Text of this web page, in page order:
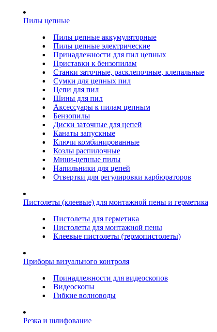
Пилы цепные
Пилы цепные аккумуляторные
Пилы цепные электрические
Принадлежности для пил цепных
Приставки к бензопилам
Станки заточные, расклепочные, клепальные
Сумки для цепных пил
Цепи для пил
Шины для пил
Аксессуары к пилам цепным
Бензопилы
Диски заточные для цепей
Канаты запускные
Ключи комбинированные
Козлы распилочные
Мини-цепные пилы
Напильники для цепей
Отвертки для регулировки карбюраторов
Пистолеты (клеевые) для монтажной пены и герметика
Пистолеты для герметика
Пистолеты для монтажной пены
Клеевые пистолеты (термопистолеты)
Приборы визуального контроля
Принадлежности для видеоскопов
Видеоскопы
Гибкие волноводы
Резка и шлифование